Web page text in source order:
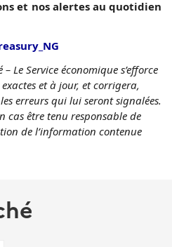
et nos alertes au quotidien
Le Service économique s’efforce
et à jour, et corrigera,
erreurs qui lui seront signalées.
cas être tenu responsable de
de l’information contenue